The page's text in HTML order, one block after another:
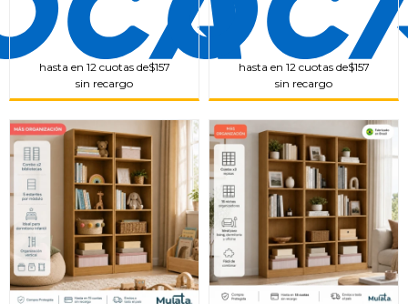
hasta en 12 cuotas de$157
sin recargo
hasta en 12 cuotas de$157
sin recargo